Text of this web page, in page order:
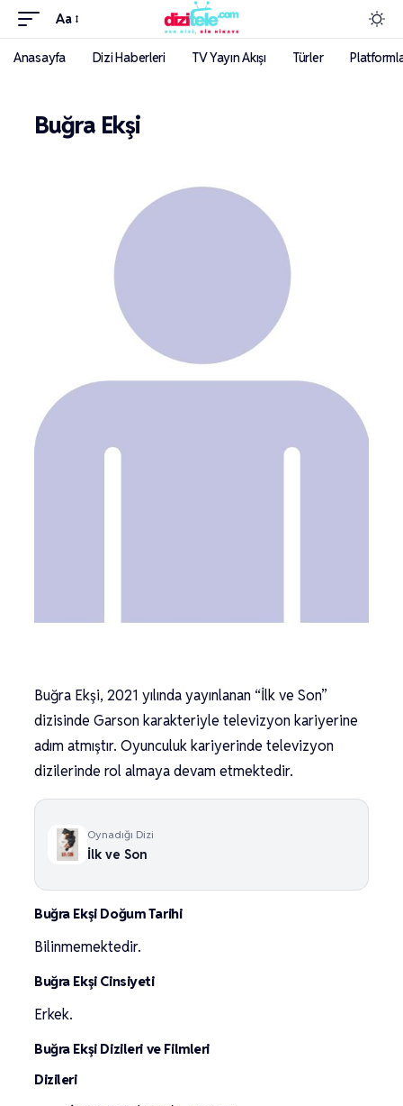
Aa
Anasayfa Dizi Haberleri TV Yayın Akışı Türler
Buğra Ekşi
Buğra Ekşi, 2021 yılında yayınlanan “İlk ve Son”
dizisinde Garson karakteriyle televizyon kariyerine
adım atmıştır. Oyunculuk kariyerinde televizyon
dizilerinde rol almaya devam etmektedir.
Oynadığı Dizi
İlk ve Son
Buğra Ekşi Doğum Tarihi
Bilinmemektedir.
Buğra Ekşi Cinsiyeti
Erkek.
Buğra Ekşi Dizileri ve Filmleri
Dizileri